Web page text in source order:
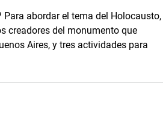
abordar el tema del Holocausto,
creadores del monumento que
Aires, y tres actividades para